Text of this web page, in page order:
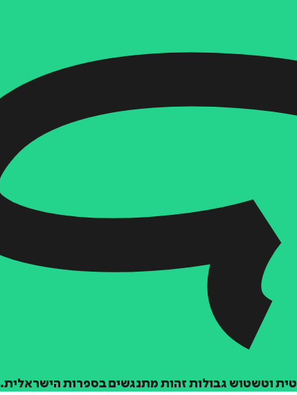
וטשטוש גבולות זהות מתנגשים בספרות הישראלית.